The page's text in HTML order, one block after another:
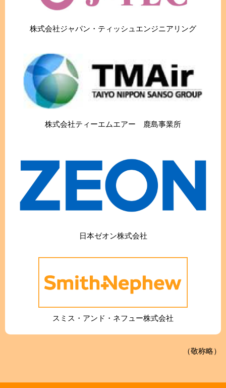
株式会社ジャパン・ティッシュエンジニアリング
株式会社ティーエムエアー 鹿島事業所
日本ゼオン株式会社
スミス・アンド・ネフュー株式会社
（敬称略）